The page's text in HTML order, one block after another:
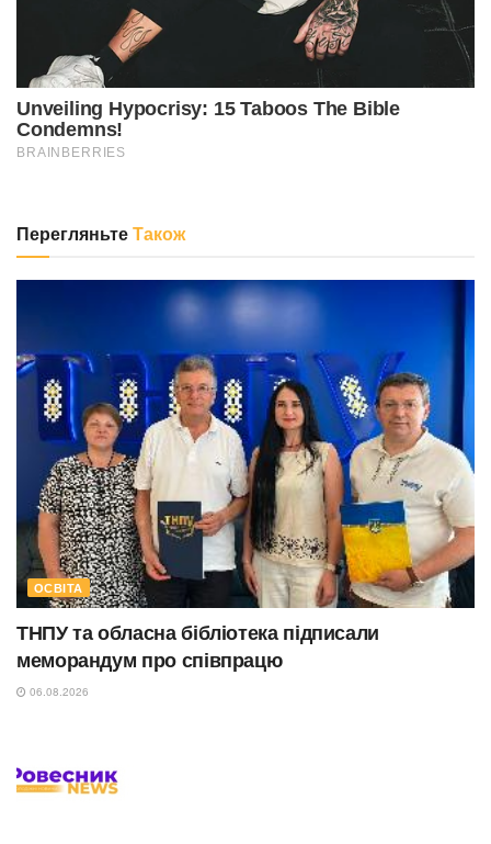
ПерегляньтеТакож
ОСВІТА
ТНПУ та обласна бібліотека підписали
меморандум про співпрацю
06.08.2026